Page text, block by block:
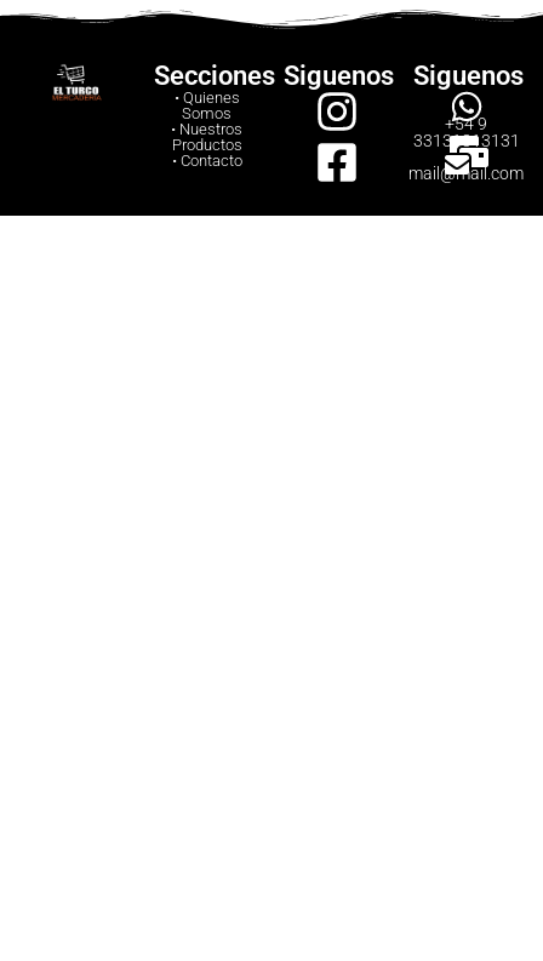
Secciones
• Quienes
Somos
• Nuestros
Productos
• Contacto
Siguenos Siguenos
+54 9
33131313131
mail@mail.com